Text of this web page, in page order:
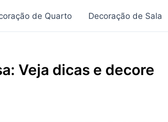
de Quarto Decoração de Sala
Veja dicas e decore